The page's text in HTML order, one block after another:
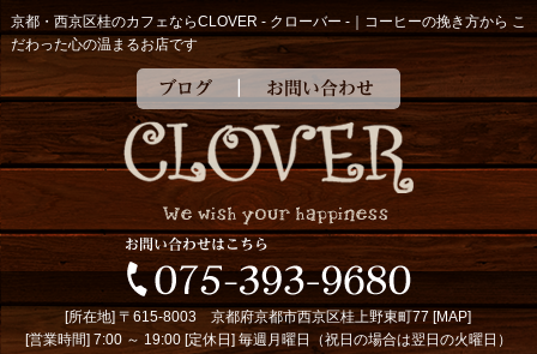
京都・西京区桂のカフェならCLOVER - クローバー -｜コーヒーの挽き方から こ
だわった心の温まるお店です
ブログ お問い合わせ
[所在地] 〒615-8003 京都府京都市西京区桂上野東町77 [MAP]
[営業時間] 7:00 ～ 19:00 [定休日] 毎週月曜日（祝日の場合は翌日の火曜日）